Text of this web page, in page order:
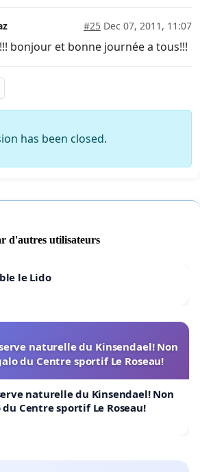
#25 Dec 07, 2011, 11:07
bonjour et bonne journée a tous!!!
has been closed.
d'autres utilisateurs
le Lido
naturelle du Kinsendael! Non
du Centre sportif Le Roseau!
naturelle du Kinsendael! Non
Centre sportif Le Roseau!